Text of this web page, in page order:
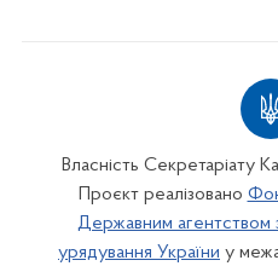
Власність Секретаріату
Проєкт реалізовано
Державним агентством
урядування України у